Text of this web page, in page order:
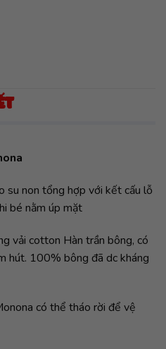
su non tổng hợp với kết cấu lỗ
bé nằm úp mặt
vải cotton Hàn trần bông, có
hút. 100% bông đã dc kháng
có thể tháo rời để vệ